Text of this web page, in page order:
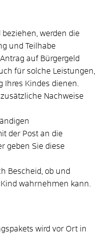
werden die
und Teilhabe
auf Bürgergeld
für solche Leistungen,
Ihres Kindes dienen.
Nachweise
der Post an die
geben Sie diese
Bescheid, ob und
wahrnehmen kann.
wird vor Ort in